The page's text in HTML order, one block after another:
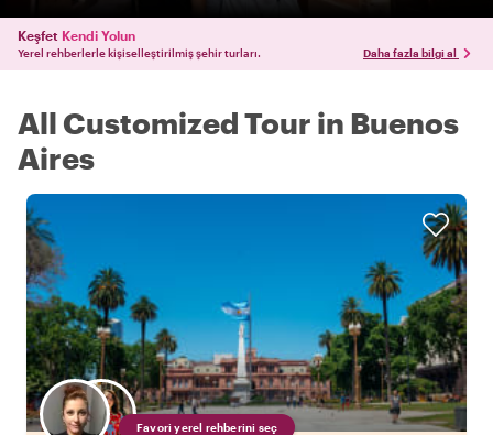
Keşfet Kendi Yolun
Yerel rehberlerle kişiselleştirilmiş şehir turları. Daha fazla bilgi al
All Customized Tour in Buenos
Aires
Favori yerel rehberini seç